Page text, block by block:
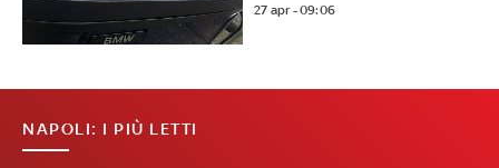
27 apr - 09:06
NAPOLI: I PIÙ LETTI